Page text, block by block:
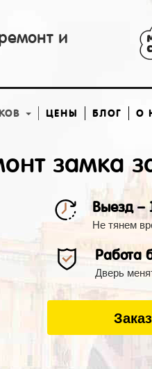
и
ЦЕНЫ БЛОГ О
замка
Выезд –
Не тянем
Работа
Дверь